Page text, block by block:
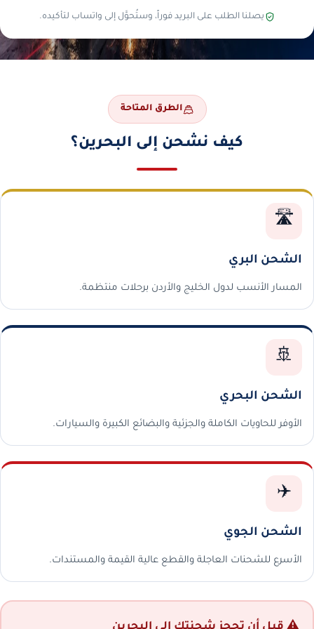
يصلنا الطلب على البريد فوراً، وستُحوَّل إلى واتساب لتأكيده.
الطرق المتاحة
كيف نشحن إلى البحرين؟
🛣️
الشحن البري
المسار الأنسب لدول الخليج والأردن برحلات منتظمة.
🚢
الشحن البحري
الأوفر للحاويات الكاملة والجزئية والبضائع الكبيرة والسيارات.
✈️
الشحن الجوي
الأسرع للشحنات العاجلة والقطع عالية القيمة والمستندات.